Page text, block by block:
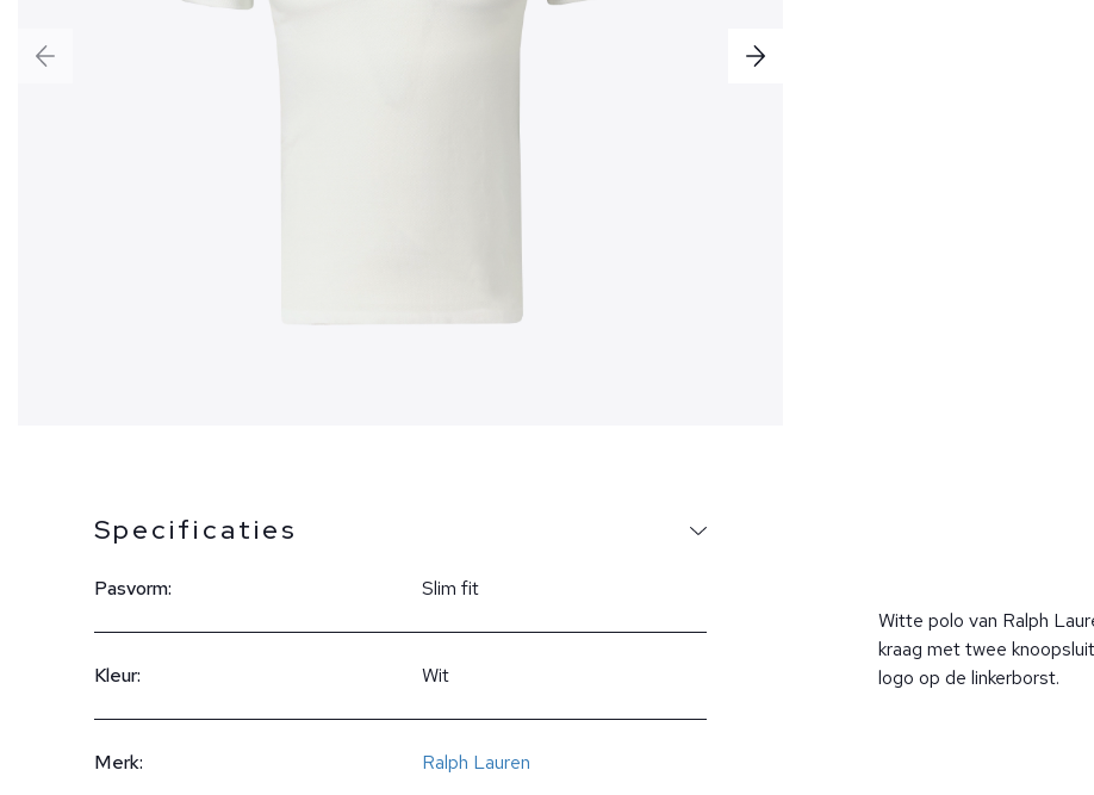
Specificaties
Pasvorm: Slim fit
Kleur: Wit
Merk: Ralph Lauren
Witte polo van Ralph
kraag met twee
logo op de linkerborst.